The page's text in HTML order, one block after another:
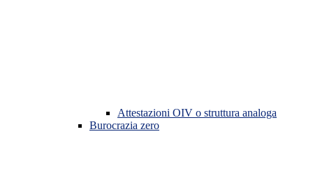
Attestazioni OIV o struttura analoga
Burocrazia zero